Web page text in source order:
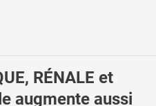
RÉNALE et
augmente aussi